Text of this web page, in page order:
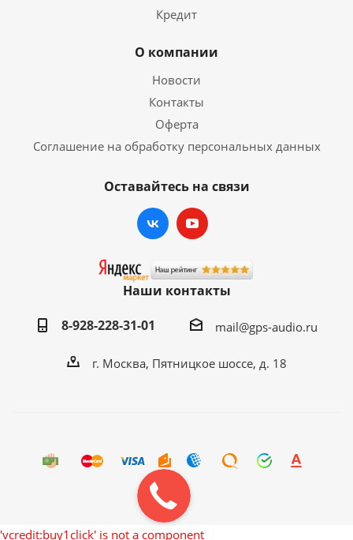
Кредит
О компании
Новости
Контакты
Оферта
Соглашение на обработку персональных данных
Оставайтесь на связи
Наши контакты
8-928-228-31-01
mail@gps-audio.ru
г. Москва, Пятницкое шоссе, д. 18
'vcredit:buy1click' is not a component